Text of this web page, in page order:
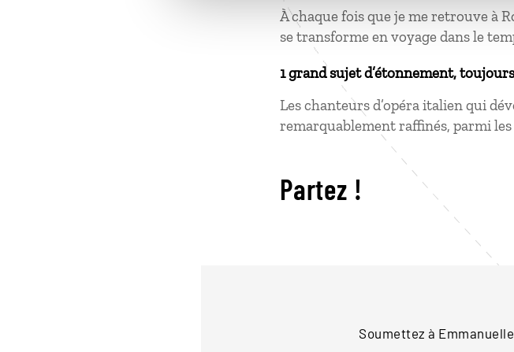
À chaque fois que je me retrouve à
se transforme en voyage dans le
1 grand sujet d’étonnement, toujours
Les chanteurs d’opéra italien qui
remarquablement raffinés, parmi
Partez !
Soumettez à